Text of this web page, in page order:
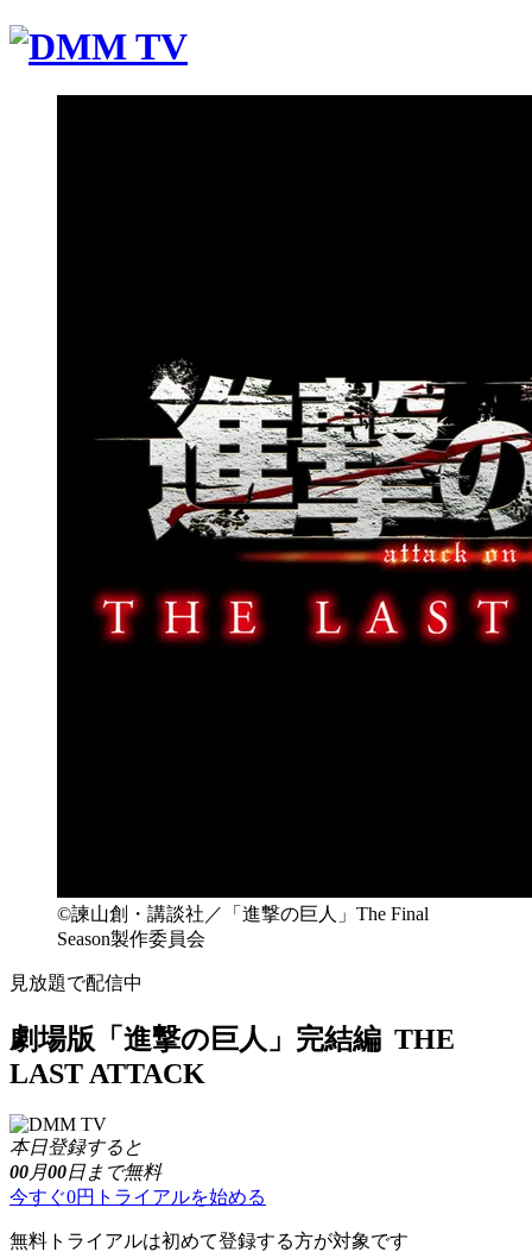
©諫山創・講談社／「進撃の巨人」The Final
Season製作委員会
見放題で配信中
劇場版「進撃の巨人」完結編 THE
LAST ATTACK
本日登録すると
00月00日まで無料
今すぐ0円トライアルを始める
無料トライアルは初めて登録する方が対象です